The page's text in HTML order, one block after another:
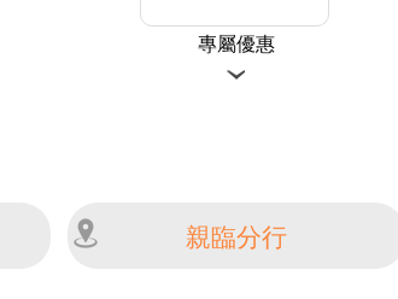
專屬優惠
親臨分行